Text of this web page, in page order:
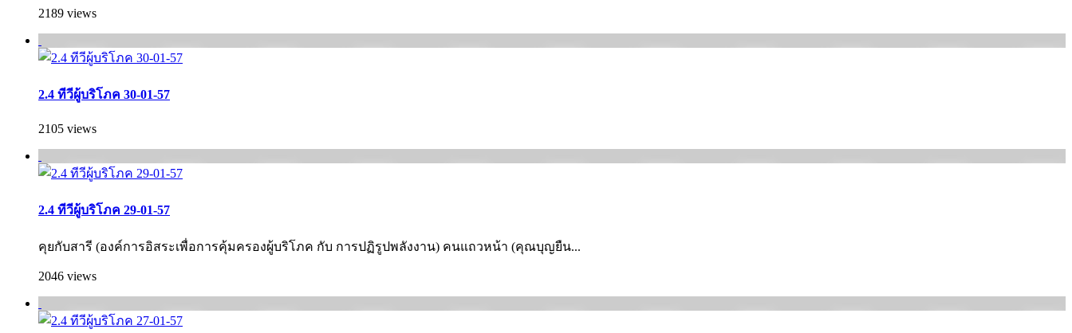
2189 views
2.4 ทีวีผู้บริโภค 30-01-57
2105 views
2.4 ทีวีผู้บริโภค 29-01-57
คุยกับสารี (องค์การอิสระเพื่อการคุ้มครองผู้บริโภค กั­บ การปฏิรูปพลังงาน) คนแถวหน้า (คุณบุญยืน...
2046 views